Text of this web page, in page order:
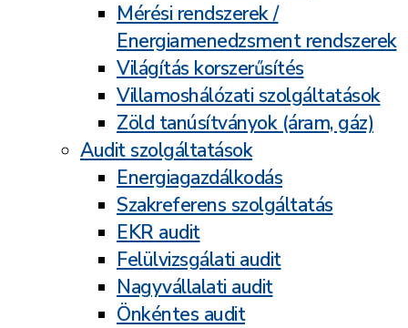
Mérési rendszerek /
Energiamenedzsment rendszerek
Világítás korszerűsítés
Villamoshálózati szolgáltatások
Zöld tanúsítványok (áram, gáz)
Audit szolgáltatások
Energiagazdálkodás
Szakreferens szolgáltatás
EKR audit
Felülvizsgálati audit
Nagyvállalati audit
Önkéntes audit